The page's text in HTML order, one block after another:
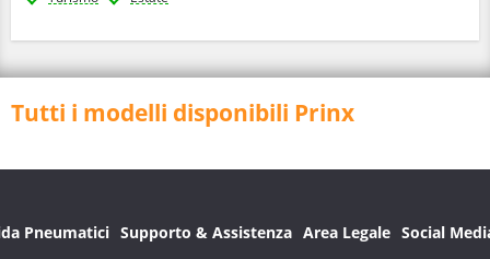
Tutti i modelli disponibili Prinx
Pneumatici Supporto & Assistenza Area Legale Social